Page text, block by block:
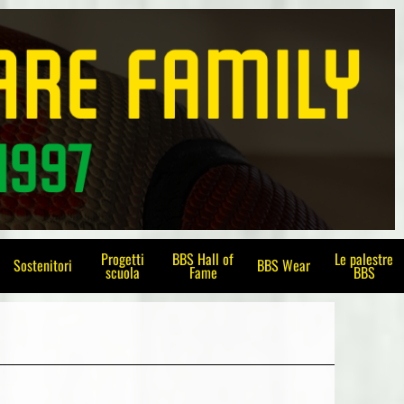
Sostenitori Progetti
scuola
BBS Hall of
Fame BBS Wear Le palestre
BBS